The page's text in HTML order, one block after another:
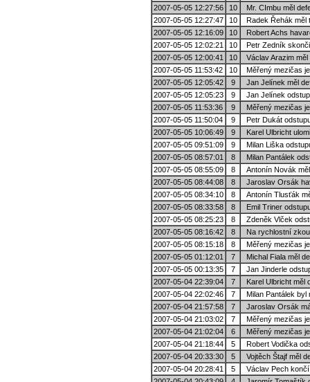
2007-05-05 12:27:56
10
Mr. CImbu měl
2007-05-05 12:27:47
10
Radek Řehák měl
2007-05-05 12:16:09
10
Robert Achs
2007-05-05 12:02:21
10
Petr Zedník
2007-05-05 12:00:41
10
Václav Arazim
2007-05-05 11:53:42
10
Měřený mezičas
2007-05-05 12:05:42
9
Jan Jelínek měl
2007-05-05 12:05:23
9
Jan Jelínek
2007-05-05 11:53:36
9
Měřený mezičas
2007-05-05 11:50:04
9
Petr Dukát
2007-05-05 10:06:49
9
Karel Ulbricht
2007-05-05 09:51:09
9
Milan Liška
2007-05-05 08:57:01
8
Milan Pantálek
2007-05-05 08:55:09
8
Antonín Novák
2007-05-05 08:44:08
8
Jaroslav Orsák
2007-05-05 08:34:10
8
Antonín Tlusťák
2007-05-05 08:33:58
8
Emil Triner
2007-05-05 08:25:23
8
Zdeněk Vlček
2007-05-05 08:16:42
8
Na rychlostní
2007-05-05 08:15:18
8
Měřený mezičas
2007-05-05 01:12:01
7
Michal Fiala měl
2007-05-05 00:13:35
7
Jan Jinderle
2007-05-04 22:39:04
7
Karel Ulbricht měl
2007-05-04 22:02:46
7
Milan Pantálek byl
2007-05-04 21:57:58
7
Jaroslav Orsák
2007-05-04 21:03:02
7
Měřený mezičas
2007-05-04 21:02:04
6
Měřený mezičas
2007-05-04 21:18:44
5
Robert Vodička
2007-05-04 20:33:30
5
Vojtěch Štajf měl
2007-05-04 20:28:41
5
Václav Pech